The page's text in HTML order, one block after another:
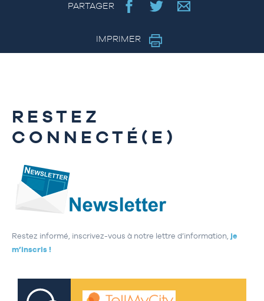
PARTAGER
IMPRIMER
RESTEZ
CONNECTÉ(E)
Restez informé, inscrivez-vous à notre lettre d’information, je
m’inscris !